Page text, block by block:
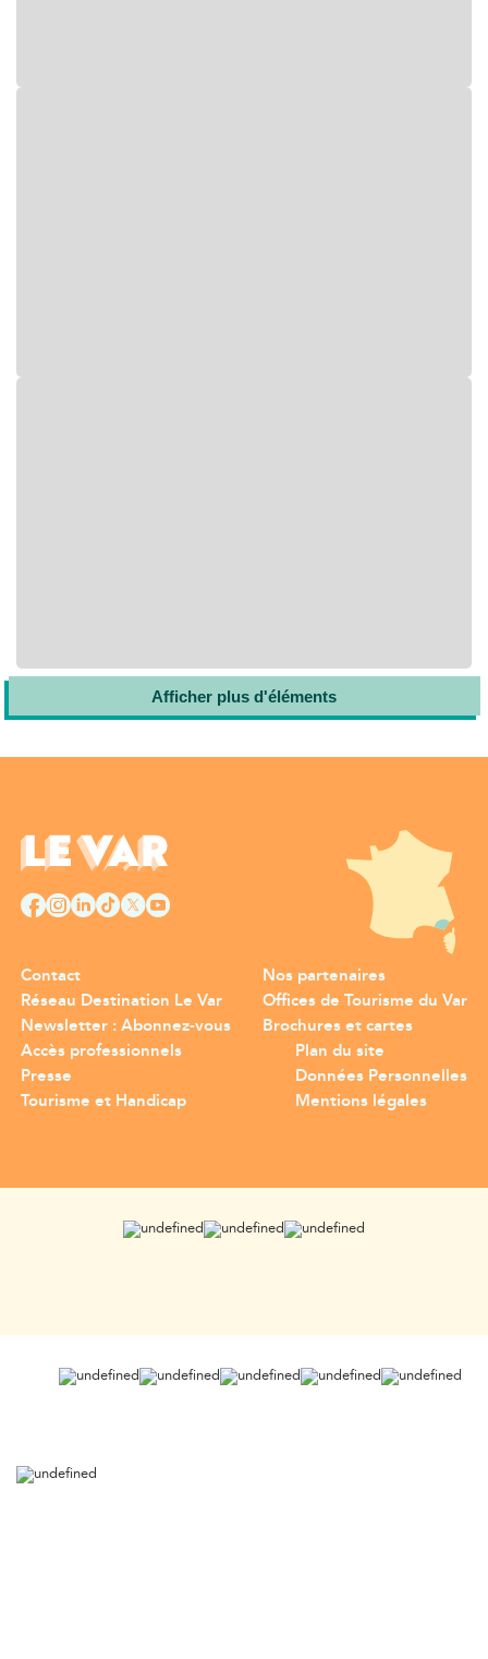
Afficher plus d'éléments
Contact
Réseau Destination Le Var
Newsletter : Abonnez-vous
Nos partenaires
Offices de Tourisme du Var
Brochures et cartes
Accès professionnels
Presse
Tourisme et Handicap
Plan du site
Données Personnelles
Mentions légales